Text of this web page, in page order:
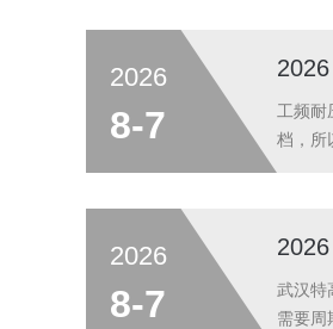
2026
8-7
工频耐
档，所
2026
8-7
武汉特
需要周